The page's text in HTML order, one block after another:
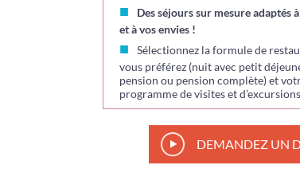
Des séjours sur mesure adaptés
et à vos envies !
Sélectionnez la formule de
vous préférez (nuit avec petit
pension ou pension complète) et
programme de visites et
DEMANDEZ UN